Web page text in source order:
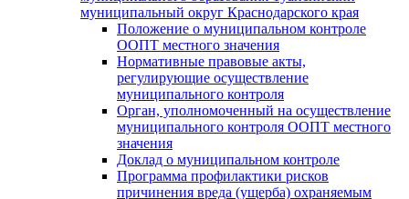
муниципальный округ Краснодарского края
Положение о муниципальном контроле
ООПТ местного значения
Нормативные правовые акты,
регулирующие осуществление
муниципального контроля
Орган, уполномоченный на осуществление
муниципального контроля ООПТ местного
значения
Доклад о муниципальном контроле
Программа профилактики рисков
причинения вреда (ущерба) охраняемым